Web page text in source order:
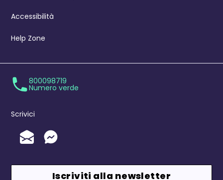
Accessibilità
Help Zone
800098719
Numero verde
Scrivici
Invia un'Email
Messenger
Iscriviti alla newsletter